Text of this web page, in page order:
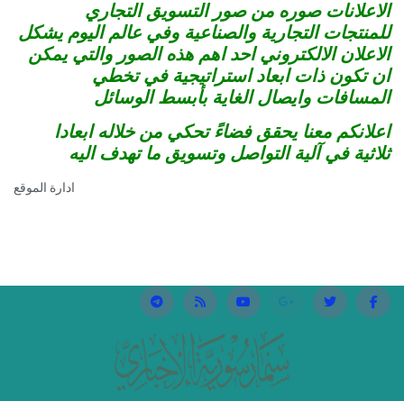
الاعلانات صوره من صور التسويق التجاري
للمنتجات التجارية والصناعية وفي عالم اليوم يشكل
الاعلان الالكتروني احد اهم هذه الصور والتي يمكن
ان تكون ذات ابعاد استراتيجية في تخطي
المسافات وايصال الغاية بأبسط الوسائل
اعلانكم معنا يحقق فضاءً تحكي من خلاله ابعادا
ثلاثية في آلية التواصل وتسويق ما تهدف اليه
ادارة الموقع